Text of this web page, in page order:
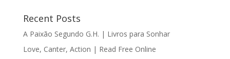
Recent Posts
A Paixão Segundo G.H. | Livros para Sonhar
Love, Canter, Action | Read Free Online